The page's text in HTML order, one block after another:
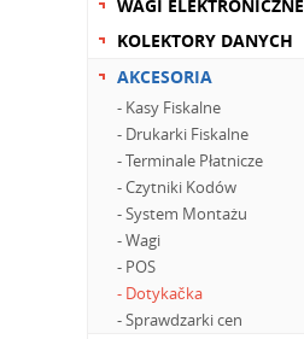
WAGI ELEKTRONICZNE
KOLEKTORY DANYCH
AKCESORIA
- Kasy Fiskalne
- Drukarki Fiskalne
- Terminale Płatnicze
- Czytniki Kodów
- System Montażu
- Wagi
- POS
- Dotykačka
- Sprawdzarki cen